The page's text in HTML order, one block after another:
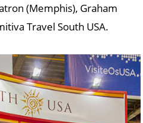
(Memphis), Graham
Travel South USA.